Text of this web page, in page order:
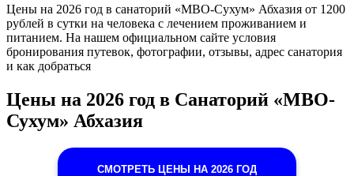
Цены на 2026 год в санаторий «МВО-Сухум» Абхазия от 1200
рублей в сутки на человека с лечением проживанием и
питанием. На нашем официальном сайте условия
бронирования путевок, фотографии, отзывы, адрес санатория
и как добраться
Цены на 2026 год в Санаторий «МВО-
Сухум» Абхазия
СМОТРЕТЬ ЦЕНЫ НА 2026 ГОД